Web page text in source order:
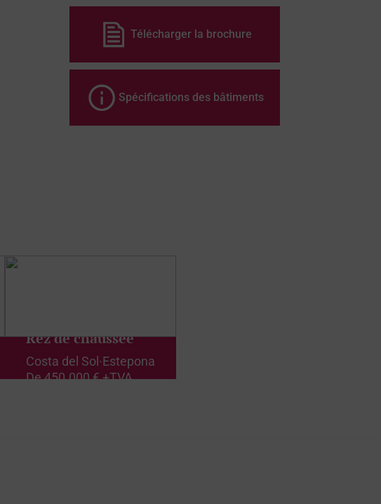
Télécharger la brochure
Spécifications des bâtiments
Rez de chaussée
Costa del Sol ·Estepona
De450.000 € +TVA